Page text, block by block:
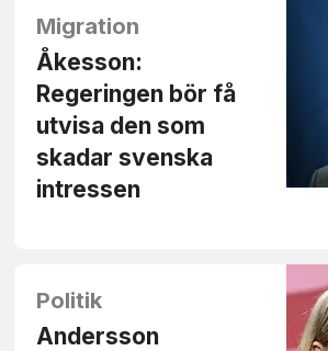
Migration
Åkesson:
Regeringen bör få
utvisa den som
skadar svenska
intressen
Politik
Andersson